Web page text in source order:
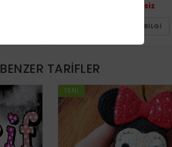
Ücretsiz
DETAYLI BILGI
BENZER TARIFLER
YENI